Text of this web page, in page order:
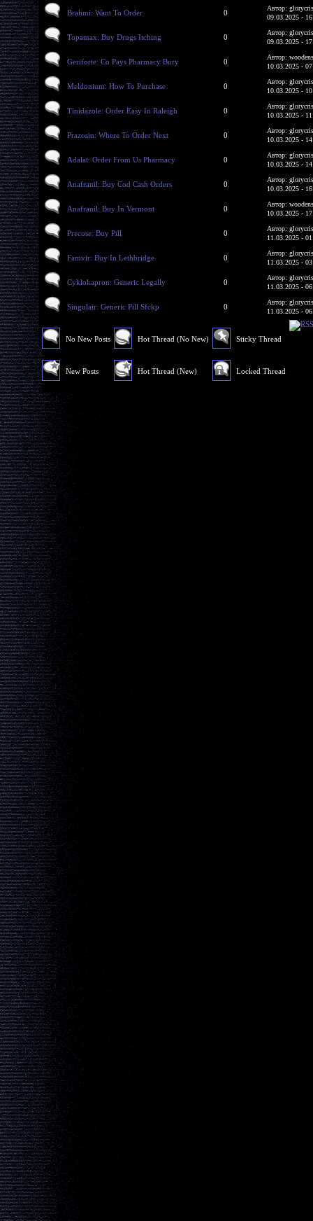
Brahmi: Want To Order 0
Автор:
09.03.2025 -
Topamax: Buy Drugs Itching 0
Автор:
09.03.2025 -
Geriforte: Co Pays Pharmacy Bury 0
Автор:
10.03.2025 -
Meldonium: How To Purchase 0
Автор:
10.03.2025 -
Tinidazole: Order Easy In Raleigh 0
Автор:
10.03.2025 -
Prazosin: Where To Order Next 0
Автор:
10.03.2025 -
Adalat: Order From Us Pharmacy 0
Автор:
10.03.2025 -
Anafranil: Buy Cod Cash Orders 0
Автор:
10.03.2025 -
Anafranil: Buy In Vermont 0
Автор:
10.03.2025 -
Precose: Buy Pill 0
Автор:
11.03.2025 -
Famvir: Buy In Lethbridge 0
Автор:
11.03.2025 -
Cyklokapron: Generic Legally 0
Автор:
11.03.2025 -
Singulair: Generic Pill Sfckp 0
Автор:
11.03.2025 -
No New Posts
New Posts
Hot Thread (No New)
Hot Thread (New)
Sticky Thread
Locked Thread